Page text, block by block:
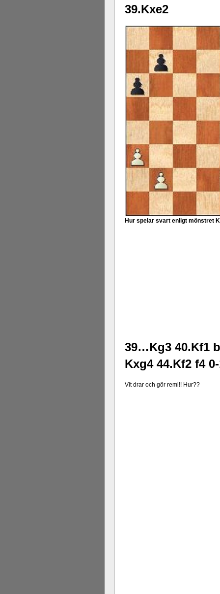
39.Kxe2
Hur spelar svart enligt mönstret
39…Kg3 40.Kf1
Kxg4 44.Kf2 f4
Vit drar och gör remi!! Hur??